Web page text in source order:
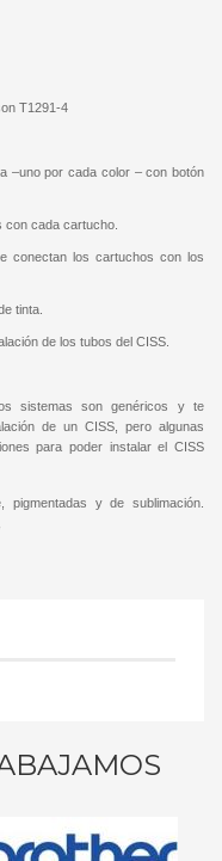
T1291-4
por cada color – con botón
cada cartucho.
los cartuchos con los
tinta.
de los tubos del CISS.
sistemas son genéricos y te
de un CISS, pero algunas
para poder instalar el CISS
y de sublimación.